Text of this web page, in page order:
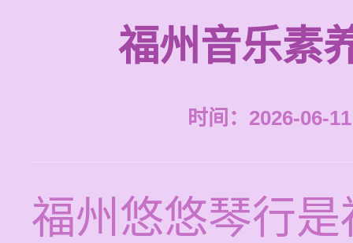
福州音乐素
时间：2026-06-
福州悠悠琴行